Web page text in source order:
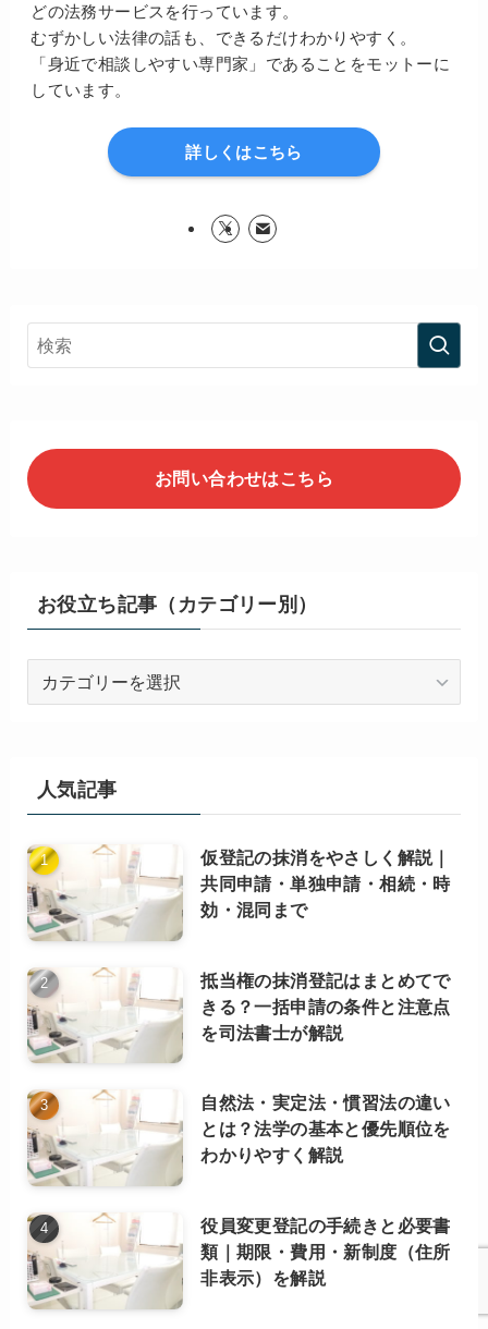
どの法務サービスを行っています。
むずかしい法律の話も、できるだけわかりやすく。
「身近で相談しやすい専門家」であることをモットーに
しています。
詳しくはこちら
お問い合わせはこちら
お役立ち記事（カテゴリー別）
テ
ゴ
リ
ー
別）
人気記事
仮登記の抹消をやさしく解説｜
共同申請・単独申請・相続・時
効・混同まで
抵当権の抹消登記はまとめてで
きる？一括申請の条件と注意点
を司法書士が解説
自然法・実定法・慣習法の違い
とは？法学の基本と優先順位を
わかりやすく解説
役員変更登記の手続きと必要書
類｜期限・費用・新制度（住所
非表示）を解説